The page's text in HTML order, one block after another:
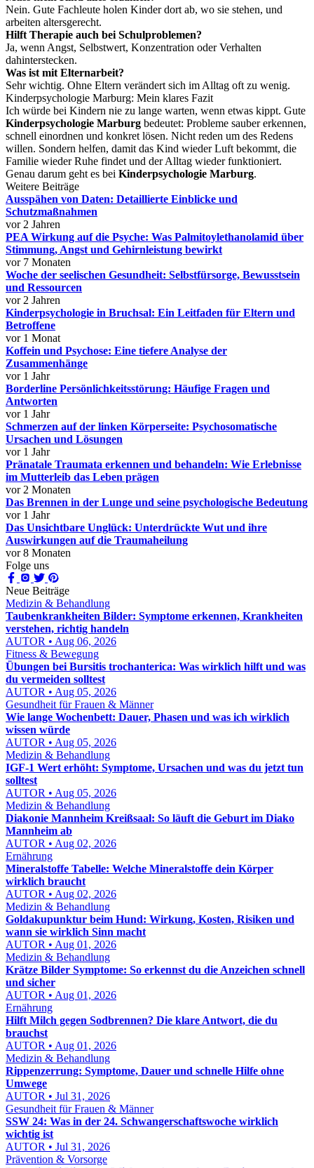
Nein. Gute Fachleute holen Kinder dort ab, wo sie stehen, und
arbeiten altersgerecht.
Hilft Therapie auch bei Schulproblemen?
Ja, wenn Angst, Selbstwert, Konzentration oder Verhalten
dahinterstecken.
Was ist mit Elternarbeit?
Sehr wichtig. Ohne Eltern verändert sich im Alltag oft zu wenig.
Kinderpsychologie Marburg: Mein klares Fazit
Ich würde bei Kindern nie zu lange warten, wenn etwas kippt. Gute
Kinderpsychologie Marburg bedeutet: Probleme sauber erkennen,
schnell einordnen und konkret lösen. Nicht reden um des Redens
willen. Sondern helfen, damit das Kind wieder Luft bekommt, die
Familie wieder Ruhe findet und der Alltag wieder funktioniert.
Genau darum geht es bei Kinderpsychologie Marburg.
Weitere Beiträge
Ausspähen von Daten: Detaillierte Einblicke und
Schutzmaßnahmen
vor 2 Jahren
PEA Wirkung auf die Psyche: Was Palmitoylethanolamid über
Stimmung, Angst und Gehirnleistung bewirkt
vor 7 Monaten
Woche der seelischen Gesundheit: Selbstfürsorge, Bewusstsein
und Ressourcen
vor 2 Jahren
Kinderpsychologie in Bruchsal: Ein Leitfaden für Eltern und
Betroffene
vor 1 Monat
Koffein und Psychose: Eine tiefere Analyse der
Zusammenhänge
vor 1 Jahr
Borderline Persönlichkeitsstörung: Häufige Fragen und
Antworten
vor 1 Jahr
Schmerzen auf der linken Körperseite: Psychosomatische
Ursachen und Lösungen
vor 1 Jahr
Pränatale Traumata erkennen und behandeln: Wie Erlebnisse
im Mutterleib das Leben prägen
vor 2 Monaten
Das Brennen in der Lunge und seine psychologische Bedeutung
vor 1 Jahr
Das Unsichtbare Unglück: Unterdrückte Wut und ihre
Auswirkungen auf die Traumaheilung
vor 8 Monaten
Folge uns
Neue Beiträge
Medizin & Behandlung
Taubenkrankheiten Bilder: Symptome erkennen, Krankheiten
verstehen, richtig handeln
AUTOR • Aug 06, 2026
Fitness & Bewegung
Übungen bei Bursitis trochanterica: Was wirklich hilft und was
du vermeiden solltest
AUTOR • Aug 05, 2026
Gesundheit für Frauen & Männer
Wie lange Wochenbett: Dauer, Phasen und was ich wirklich
wissen würde
AUTOR • Aug 05, 2026
Medizin & Behandlung
IGF-1 Wert erhöht: Symptome, Ursachen und was du jetzt tun
solltest
AUTOR • Aug 05, 2026
Medizin & Behandlung
Diakonie Mannheim Kreißsaal: So läuft die Geburt im Diako
Mannheim ab
AUTOR • Aug 02, 2026
Ernährung
Mineralstoffe Tabelle: Welche Mineralstoffe dein Körper
wirklich braucht
AUTOR • Aug 02, 2026
Medizin & Behandlung
Goldakupunktur beim Hund: Wirkung, Kosten, Risiken und
wann sie wirklich Sinn macht
AUTOR • Aug 01, 2026
Medizin & Behandlung
Krätze Bilder Symptome: So erkennst du die Anzeichen schnell
und sicher
AUTOR • Aug 01, 2026
Ernährung
Hilft Milch gegen Sodbrennen? Die klare Antwort, die du
brauchst
AUTOR • Aug 01, 2026
Medizin & Behandlung
Rippenzerrung: Symptome, Dauer und schnelle Hilfe ohne
Umwege
AUTOR • Jul 31, 2026
Gesundheit für Frauen & Männer
SSW 24: Was in der 24. Schwangerschaftswoche wirklich
wichtig ist
AUTOR • Jul 31, 2026
Prävention & Vorsorge